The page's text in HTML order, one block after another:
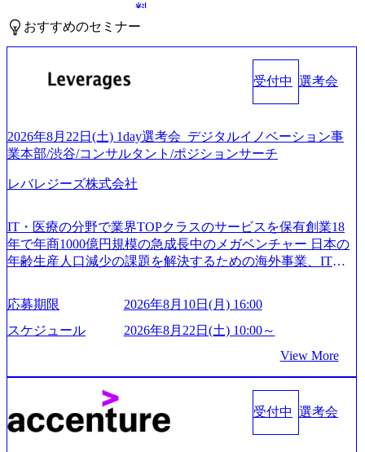
料
おすすめのセミナー
受付中 選考会
2026年8月22日(土) 1day選考会_デジタルイノベーション事
業本部/渋谷/コンサルタント/ポジションサーチ
レバレジーズ株式会社
IT・医療の分野で業界TOPクラスのサービスを保有創業18
年で年商1000億円規模の急成長中のメガベンチャー 日本の
年齢生産人口減少の課題を解決するための海外事業、IT事
以上の事業を展開する オールインハウスの組織体制をとっ
ており社内で新しい事業開発などの人員調達できる 独立資
本経営をとっており、事業創造の自由度が高い https://storag
s/20240925162633_7242d0de-3e54-4f03-b076-00318d5c0dff_120
0x644.webp レバレジーズ株式会社 会社説明資料 (https://spea
kerdeck.com/leverages/leverages-hui-she-shao-jie-zi-liao-zhong-tu-
cai-yong-xiang-ke) 「働く人」「事業・サービス」「カルチャ
ー」など、レバレジーズのリアルを取り上げています！ (htt
応募期限
2026年8月10日(月) 16:00
スケジュール
2026年8月22日(土) 10:00～
View More
受付中 選考会